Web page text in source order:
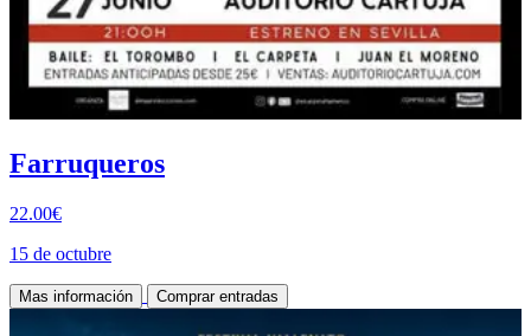
Farruqueros
22.00€
15 de octubre
Mas información Comprar entradas